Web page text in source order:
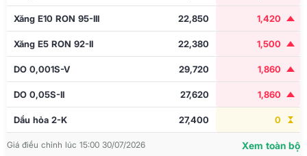
Xăng E10 RON 95-III 22,850 1,420
Xăng E5 RON 92-II 22,380 1,500
DO 0,001S-V 29,720 1,860
DO 0,05S-II 27,620 1,860
Dầu hỏa 2-K 27,400 0
Giá điều chỉnh lúc 15:00 30/07/2026 Xem toàn bộ